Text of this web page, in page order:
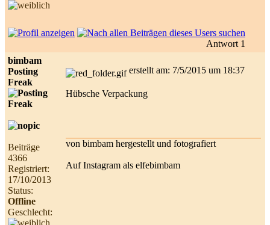
Antwort 1
bimbam
Posting
Freak
Beiträge
4366
Registriert:
17/10/2013
Status:
Offline
Geschlecht:
erstellt am: 7/5/2015 um 18:37
Hübsche Verpackung
von bimbam hergestellt und fotografiert
Auf Instagram als elfebimbam